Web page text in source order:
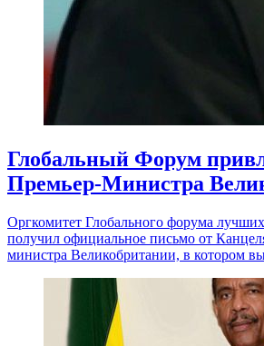
Глобальный Форум
Премьер-Министра
Оргкомитет Глобального форума
получил официальное письмо от
министра Великобритании, в котором